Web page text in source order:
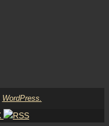
WordPress.